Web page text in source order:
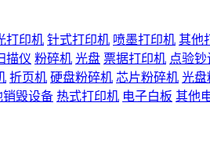
打印机 针式打印机 喷墨打印机 其他
描仪 粉碎机 光盘 票据打印机 点验钞
折页机 硬盘粉碎机 芯片粉碎机 光盘
销毁设备 热式打印机 电子白板 其他